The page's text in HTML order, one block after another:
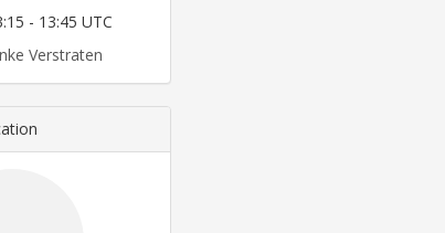
- 13:45 UTC
Verstraten